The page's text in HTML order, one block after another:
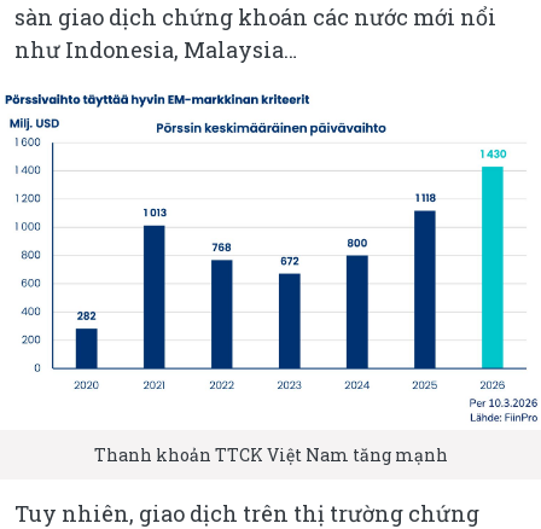
sàn giao dịch chứng khoán các nước mới nổi
như Indonesia, Malaysia…
Thanh khoản TTCK Việt Nam tăng mạnh
Tuy nhiên, giao dịch trên thị trường chứng